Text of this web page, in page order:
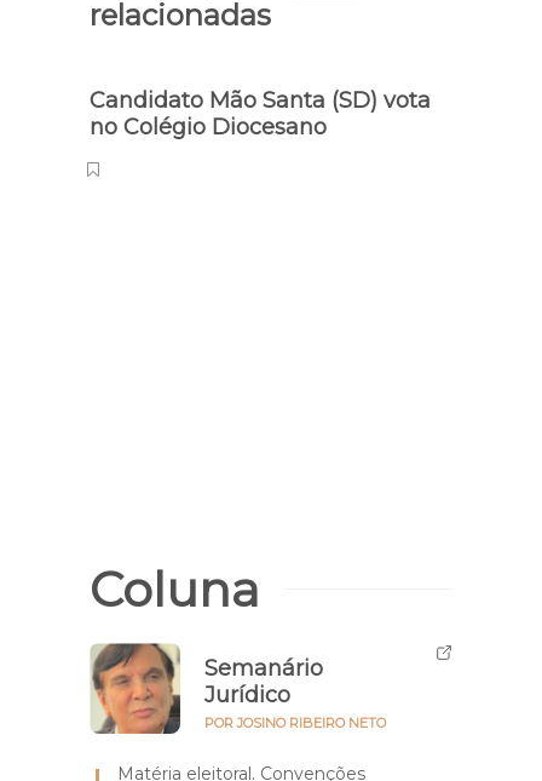
relacionadas
Candidato Mão Santa (SD) vota
no Colégio Diocesano
Coluna
Semanário
Jurídico
POR JOSINO RIBEIRO NETO
Matéria eleitoral. Convenções